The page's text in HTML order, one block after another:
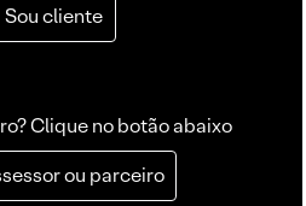
Sou cliente
Clique no botão abaixo
ou parceiro